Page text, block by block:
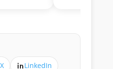
X
LinkedIn